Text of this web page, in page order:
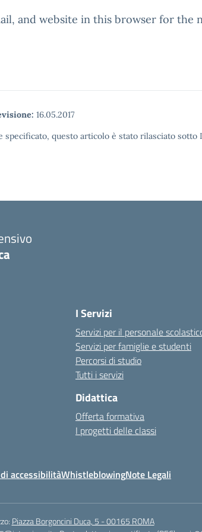
and website in this browser for the
16.05.2017
specificato, questo articolo è stato rilasciato
I Servizi
Servizi per il personale
Servizi per famiglie e studenti
Percorsi di studio
Tutti i servizi
Didattica
Offerta formativa
I progetti delle classi
accessibilitàWhistleblowingNote Legali
Piazza Borgoncini Duca, 5 - 00165 ROMA